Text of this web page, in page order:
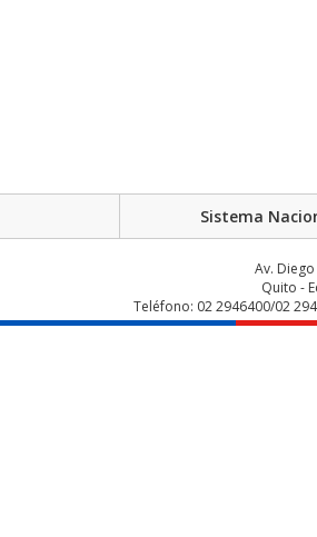
Sistema
Av.
Quito -
Teléfono: 02 2946400/02